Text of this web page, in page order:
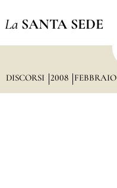
La SANTA SEDE
DISCORSI 2008 FEBBRAIO